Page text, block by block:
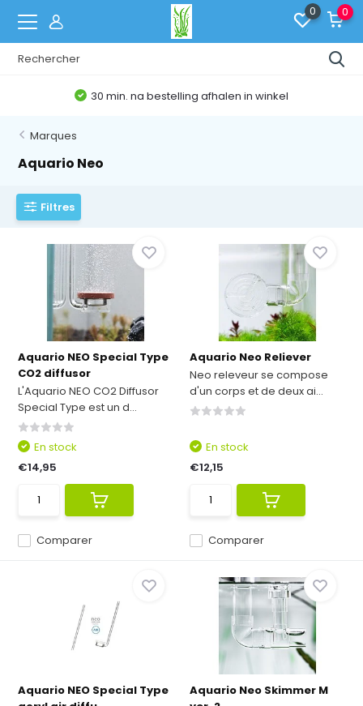
0 0
30 min. na bestelling afhalen in winkel
Marques
Aquario Neo
Filtres
Aquario NEO Special Type
CO2 diffusor
L'Aquario NEO CO2 Diffusor
Special Type est un d...
Comparer
En stock
€14,95
Aquario Neo Reliever
Neo releveur se compose
d'un corps et de deux ai...
Comparer
En stock
€12,15
Aquario NEO Special Type
Aquario Neo Skimmer M